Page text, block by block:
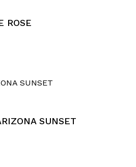
ROSE
SUNSET